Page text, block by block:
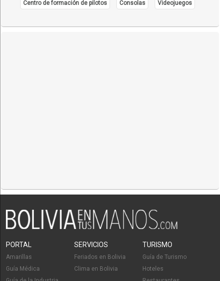
Centro de formación de pilotos Consolas Videojuegos
PORTAL
Amarillas
Guía Médica
SERVICIOS
Feriados en Bolivia
Clima en Bolivia
TURISMO
Guía de Turismo
Hoteles